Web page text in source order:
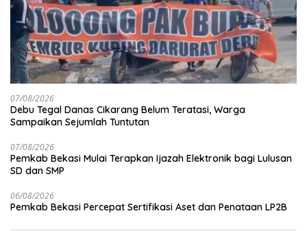
07/08/2026
Debu Tegal Danas Cikarang Belum Teratasi, Warga
Sampaikan Sejumlah Tuntutan
07/08/2026
Pemkab Bekasi Mulai Terapkan Ijazah Elektronik bagi Lulusan
SD dan SMP
06/08/2026
Pemkab Bekasi Percepat Sertifikasi Aset dan Penataan LP2B